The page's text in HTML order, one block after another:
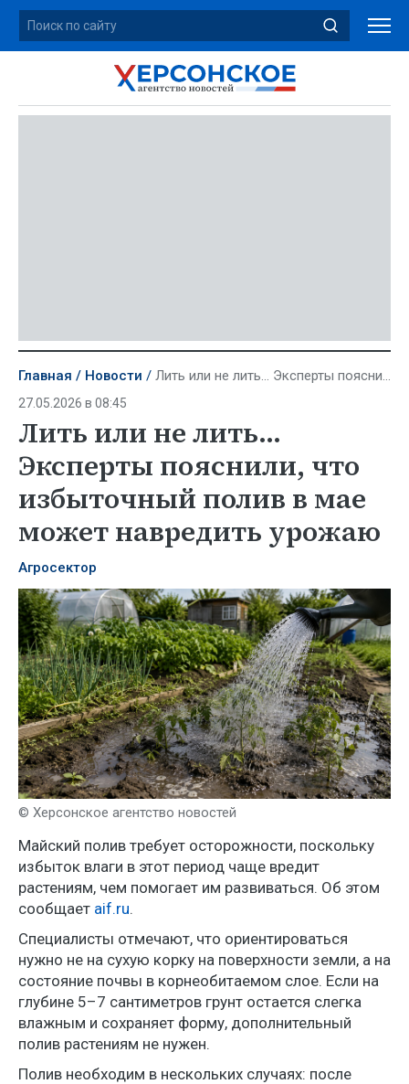
Главная Новости Лить или не лить… Эксперты пояснили, что избыточный полив в мае может навредить урожаю
27.05.2026 в 08:45
Лить или не лить…
Эксперты пояснили, что
избыточный полив в мае
может навредить урожаю
Агросектор
© Херсонское агентство новостей
Майский полив требует осторожности, поскольку
избыток влаги в этот период чаще вредит
растениям, чем помогает им развиваться. Об этом
сообщает aif.ru.
Специалисты отмечают, что ориентироваться
нужно не на сухую корку на поверхности земли, а на
состояние почвы в корнеобитаемом слое. Если на
глубине 5–7 сантиметров грунт остается слегка
влажным и сохраняет форму, дополнительный
полив растениям не нужен.
Полив необходим в нескольких случаях: после